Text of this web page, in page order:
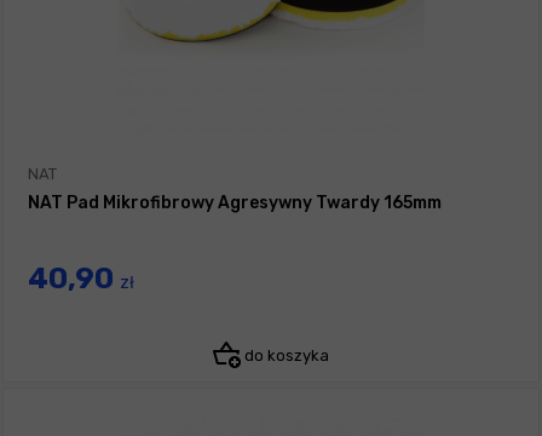
NAT
NAT Pad Mikrofibrowy Agresywny Twardy 165mm
40,90 zł
do koszyka